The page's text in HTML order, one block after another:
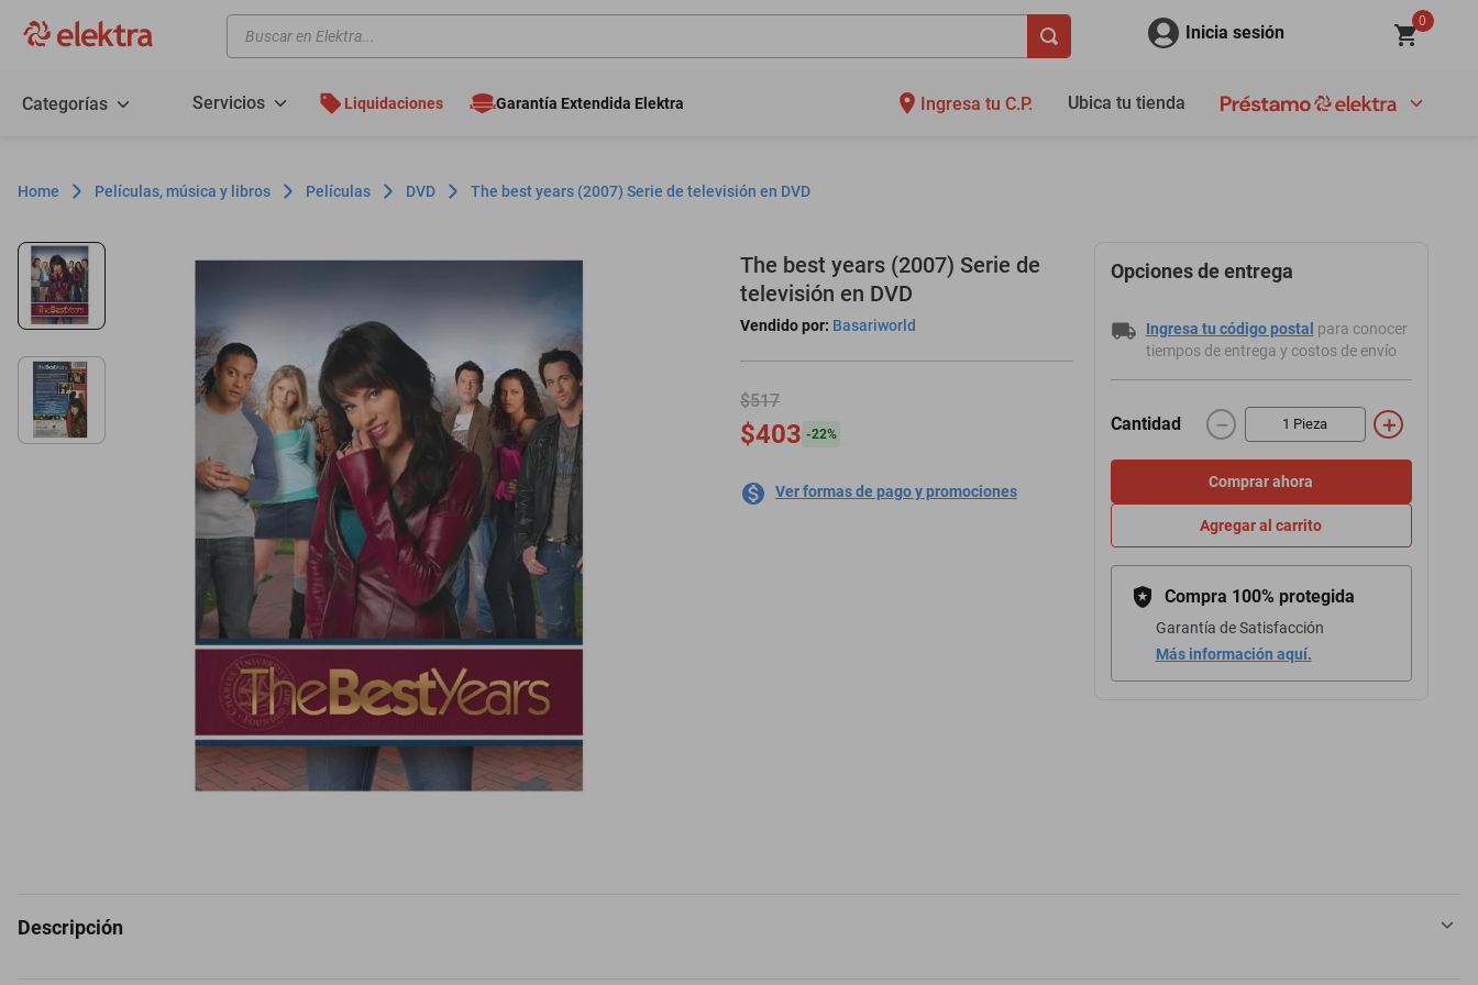
Buscar en Elektra... Inicia sesión
0
Categorías Servicios Liquidaciones Garantía Extendida Elektra Ingresa tu C.P. Ubica tu tienda
Películas, música y libros Películas DVD The best years (2007) Serie de televisión en DVD
The best years (2007) Serie de
televisión en DVD
Vendido por: Basariworld
$517
$403 -22%
Ver formas de pago y promociones
Opciones de entrega
Ingresa tu código postal para conocer
tiempos de entrega y costos de envío
Cantidad ＋
－
Comprar ahora
Agregar al carrito
Compra 100% protegida
Garantía de Satisfacción
Más información aquí.
Descripción
motos
salas
oppo
motoneta